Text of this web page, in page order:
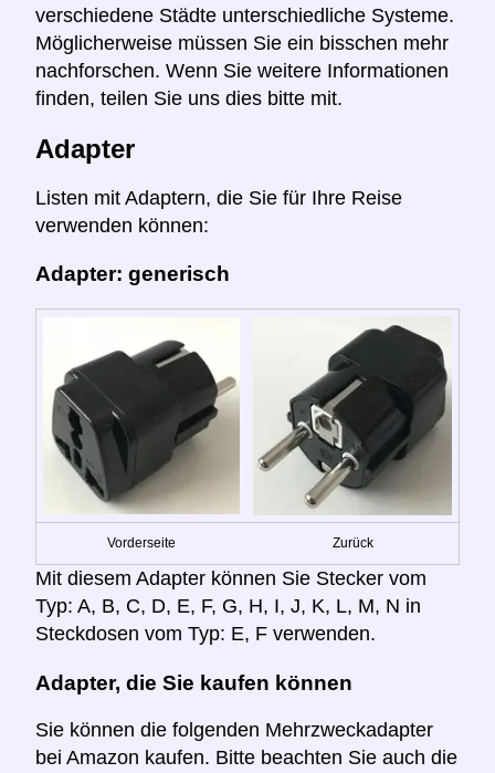
verschiedene Städte unterschiedliche Systeme.
Möglicherweise müssen Sie ein bisschen mehr
nachforschen. Wenn Sie weitere Informationen
finden, teilen Sie uns dies bitte mit.
Adapter
Listen mit Adaptern, die Sie für Ihre Reise
verwenden können:
Adapter: generisch
Vorderseite Zurück
Mit diesem Adapter können Sie Stecker vom
Typ: A, B, C, D, E, F, G, H, I, J, K, L, M, N in
Steckdosen vom Typ: E, F verwenden.
Adapter, die Sie kaufen können
Sie können die folgenden Mehrzweckadapter
bei Amazon kaufen. Bitte beachten Sie auch die